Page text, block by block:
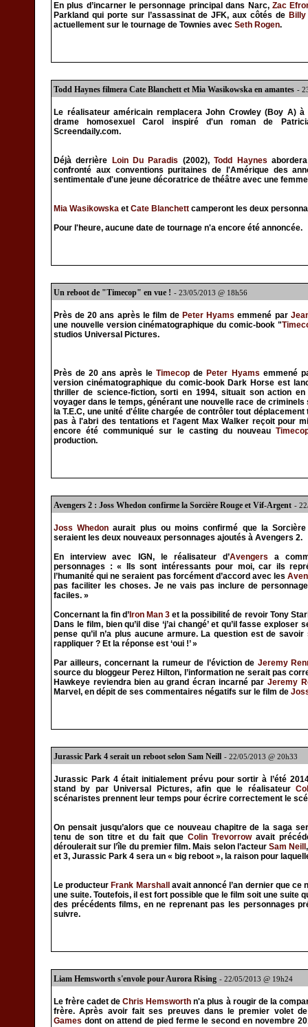
En plus d’incarner le personnage principal dans Narc, Zac
Parkland qui porte sur l’assassinat de JFK, aux côtés de
actuellement sur le tournage de Townies avec Seth Rogen.
Todd Haynes filmera Cate Blanchett et Mia Wasikowska en amantes -
Le réalisateur américain remplacera John Crowley (Boy A)
drame homosexuel Carol inspiré d'un roman de
Screendaily.com.
Déjà derrière Loin Du Paradis (2002),Todd Haynes
confronté aux conventions puritaines de l'Amérique des
sentimentale d'une jeune décoratrice de théâtre avec une
Mia Wasikowska et Cate Blanchett camperont les deux
Pour l'heure, aucune date de tournage n'a encore été annoncée.
Un reboot de "Timecop" en vue ! - 23/05/2013 @ 18h56
Près de 20 ans après le film de Peter Hyams emmené par
une nouvelle version cinématographique du comic-book "
studios Universal Pictures.
Près de 20 ans après leTimecop de Peter Hyams emmené
version cinématographique du comic-book Dark Horse est
thriller de science-fiction, sorti en 1994, situait son action
voyager dans le temps, générant une nouvelle race de
la T.E.C, une unité d'élite chargée de contrôler tout
pas à l'abri des tentations et l'agent Max Walker reçoit pour
encore été communiqué sur le casting du nouveau
production.
Avengers 2 : Joss Whedon confirme la Sorcière Rouge et Vif-Argent -
Joss Whedon aurait plus ou moins confirmé que la
seraient les deux nouveaux personnages ajoutés à Avengers 2.
En interview avec IGN, le réalisateur d’Avengers a
personnages : « Ils sont intéressants pour moi, car ils
l’humanité qui ne seraient pas forcément d’accord avec les
pas faciliter les choses. Je ne vais pas inclure de
faciles. »
Concernant la fin d’ Iron Man 3 et la possibilité de revoir Tony
Dans le film, bien qu’il dise ‘j’ai changé’ et qu’il fasse
pense qu’il n’a plus aucune armure. La question est de
rappliquer ? Et la réponse est ‘oui !’ »
Par ailleurs, concernant la rumeur de l’éviction de Jeremy
source du bloggeur Perez Hilton, l’information ne serait pas
Hawkeye reviendra bien au grand écran incarné par Jeremy
Marvel, en dépit de ses commentaires négatifs sur le film de
Jurassic Park 4 serait un reboot selon Sam Neill - 22/05/2013 @ 20h33
Jurassic Park 4 était initialement prévu pour sortir à l’été
stand by par Universal Pictures, afin que le réalisateur
scénaristes prennent leur temps pour écrire correctement le
On pensait jusqu’alors que ce nouveau chapitre de la saga
tenu de son titre et du fait que Colin Trevorrowavait
déroulerait sur l’île du premier film. Mais selon l’acteur Sam Neill
et 3, Jurassic Park 4 sera un « big reboot », la raison pour
Le producteur Frank Marshall
avait annoncé l’an dernier que
une suite. Toutefois, il est fort possible que le film soit une suite
des précédents films, en ne reprenant pas les personnages
suivre.
Liam Hemsworth s'envole pour Aurora Rising - 22/05/2013 @ 19h24
Le frère cadet deChris Hemsworth n'a plus à rougir de la
frère. Après avoir fait ses preuves dans le premier volet
Games dont on attend de pied ferme le second en novembre